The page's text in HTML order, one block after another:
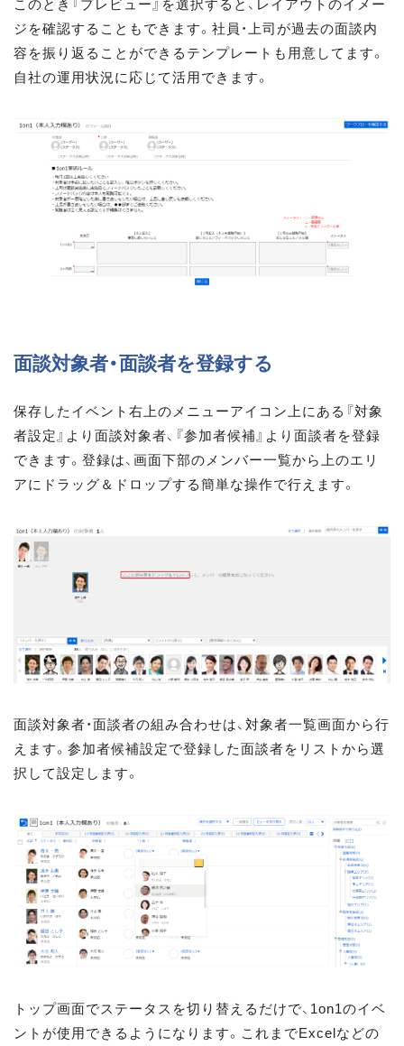
ジを確認することもできます。社員・上司が過去の面談内
容を振り返ることができるテンプレートも用意してます。
自社の運用状況に応じて活用できます。
面談対象者・面談者を登録する
保存したイベント右上のメニューアイコン上にある『対象
者設定』より面談対象者、『参加者候補』より面談者を登録
できます。登録は、画面下部のメンバー一覧から上のエリ
アにドラッグ＆ドロップする簡単な操作で行えます。
面談対象者・面談者の組み合わせは、対象者一覧画面から行
えます。参加者候補設定で登録した面談者をリストから選
択して設定します。
トップ画面でステータスを切り替えるだけで、1on1のイベ
ントが使用できるようになります。これまでExcelなどの